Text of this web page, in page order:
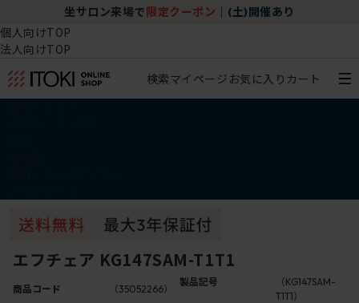
坐サロン来場で 限定クーポン (土)開催あり
個人向けTOP
法人向けTOP
検索マイページ お気に入り カート
エフチェア KG147SAM-T1T1
商品コード （35052266）
製品記号
（KG147SAM-
T1T1）